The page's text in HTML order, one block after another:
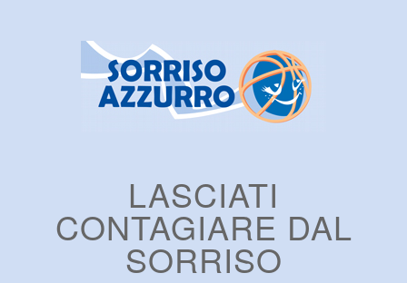
LASCIATI
CONTAGIARE DAL
SORRISO